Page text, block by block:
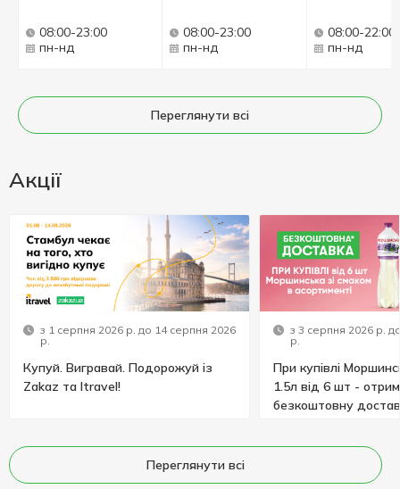
08:00-23:00
пн-нд
08:00-23:00
пн-нд
08:00-22:00
пн-нд
Переглянути всі
Акції
з 1 серпня 2026 р. до 14 серпня 2026
р.
Купуй. Вигравай. Подорожуй із
Zakaz та Itravel!
з 3 серпня 2026 р.
р.
При купівлі
1.5л від 6 шт -
безкоштовну
Переглянути всі